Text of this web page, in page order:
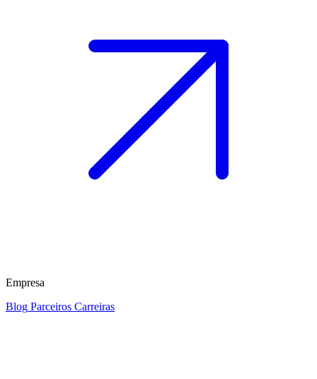
Empresa
Blog Parceiros Carreiras